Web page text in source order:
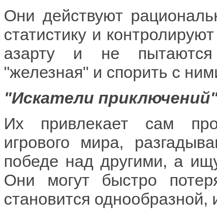
Они действуют
статистику и
азарту и не пытаются
"железная" и спорить с
"Искатели
Их привлекает сам
игрового мира,
победе над другими, а
Они могут быстро
становится